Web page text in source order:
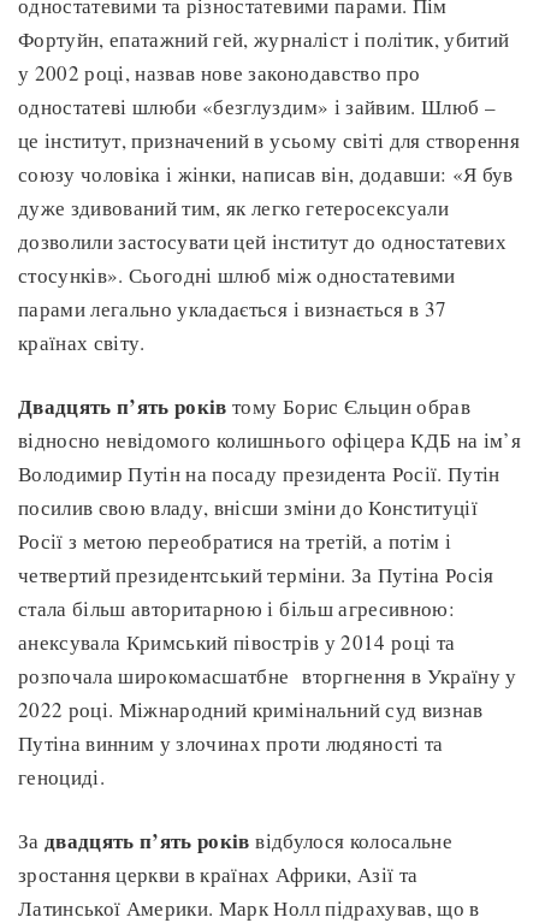
Фортуйн, епатажний гей, журналіст і політик, убитий
у 2002 році, назвав нове законодавство про
одностатеві шлюби «безглуздим» і зайвим. Шлюб –
це інститут, призначений в усьому світі для створення
союзу чоловіка і жінки, написав він, додавши: «Я був
дуже здивований тим, як легко гетеросексуали
дозволили застосувати цей інститут до одностатевих
стосунків». Сьогодні шлюб між одностатевими
парами легально укладається і визнається в 37
країнах світу.
Двадцять п’ять років тому Борис Єльцин обрав
відносно невідомого колишнього офіцера КДБ на ім’я
Володимир Путін на посаду президента Росії. Путін
посилив свою владу, внісши зміни до Конституції
Росії з метою переобратися на третій, а потім і
четвертий президентський терміни. За Путіна Росія
стала більш авторитарною і більш агресивною:
анексувала Кримський півострів у 2014 році та
розпочала широкомасшатбне вторгнення в Україну у
2022 році. Міжнародний кримінальний суд визнав
Путіна винним у злочинах проти людяності та
геноциді.
Задвадцять п’ять років відбулося колосальне
зростання церкви в країнах Африки, Азії та
Латинської Америки. Марк Нолл підрахував, що в